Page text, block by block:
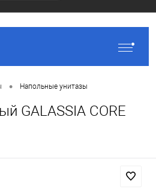
• Напольные унитазы
GALASSIA CORE